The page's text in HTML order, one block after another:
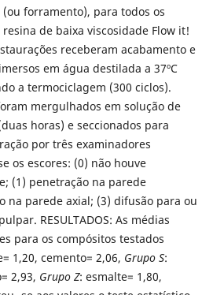
forramento), para todos os
de baixa viscosidade Flow it!
receberam acabamento e
em água destilada a 37ºC
a termociclagem (300 ciclos).
mergulhados em solução de
horas) e seccionados para
por três examinadores
os escores: (0) não houve
(1) penetração na parede
na parede axial; (3) difusão para ou
RESULTADOS: As médias
para os compósitos testados
1,20, cemento= 2,06, Grupo S:
2,93, Grupo Z: esmalte= 1,80,